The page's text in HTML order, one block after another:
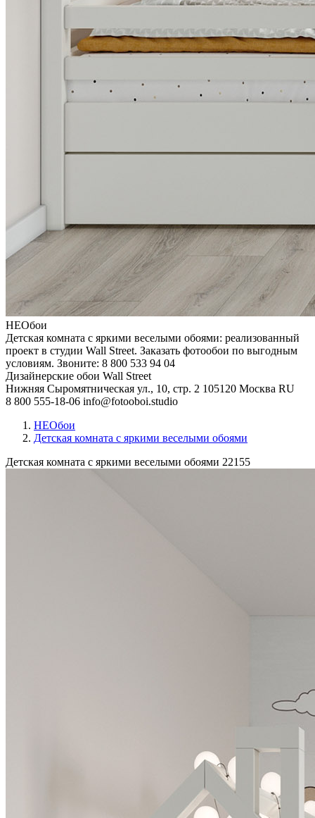
НЕОбои
Детская комната с яркими веселыми обоями: реализованный
проект в студии Wall Street. Заказать фотообои по выгодным
условиям. Звоните: 8 800 533 94 04
Дизайнерские обои Wall Street
Нижняя Сыромятническая ул., 10, стр. 2 105120 Москва RU
8 800 555-18-06 info@fotooboi.studio
НЕОбои
Детская комната с яркими веселыми обоями
Детская комната с яркими веселыми обоями 22155